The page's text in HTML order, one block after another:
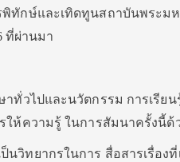
พิทักษ์และเทิดทูนสถาบันพระม
ที่ผ่านมา
ทั่วไปและนวัตกรรม การเรียน
ห้ความรู้ ในการสัมนาครั้งนี้ด้
วิทยากรในการ สื่อสารเรื่องที่